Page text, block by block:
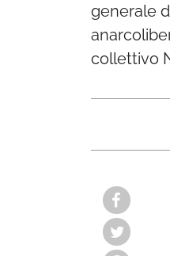
generale
collettivo